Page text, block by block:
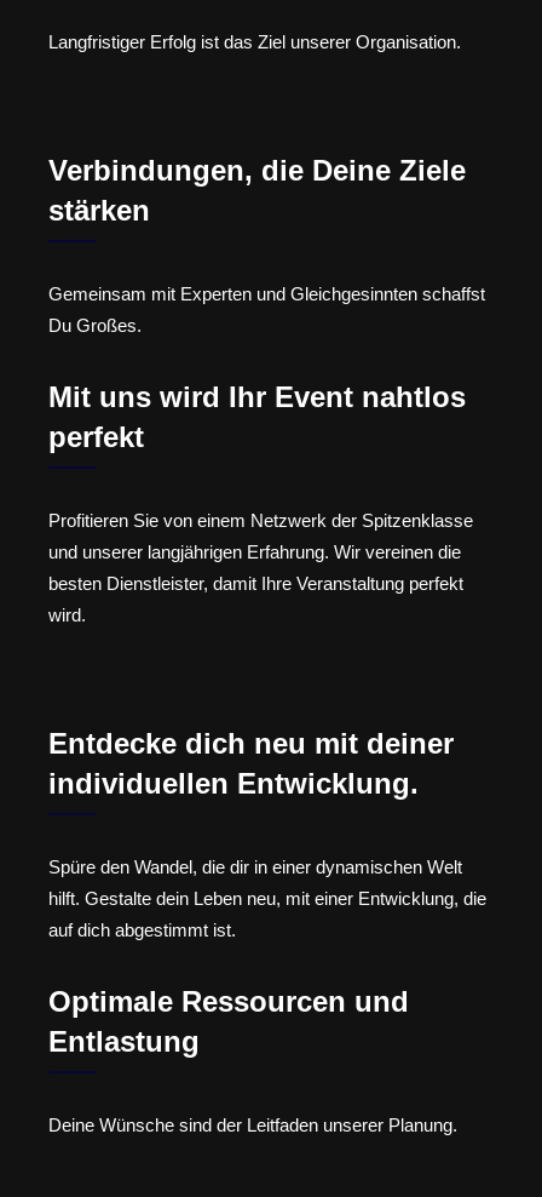
Langfristiger Erfolg ist das Ziel unserer Organisation.
Verbindungen, die Deine Ziele
stärken
Gemeinsam mit Experten und Gleichgesinnten schaffst
Du Großes.
Mit uns wird Ihr Event nahtlos
perfekt
Profitieren Sie von einem Netzwerk der Spitzenklasse
und unserer langjährigen Erfahrung. Wir vereinen die
besten Dienstleister, damit Ihre Veranstaltung perfekt
wird.
Entdecke dich neu mit deiner
individuellen Entwicklung.
Spüre den Wandel, die dir in einer dynamischen Welt
hilft. Gestalte dein Leben neu, mit einer Entwicklung, die
auf dich abgestimmt ist.
Optimale Ressourcen und
Entlastung
Deine Wünsche sind der Leitfaden unserer Planung.